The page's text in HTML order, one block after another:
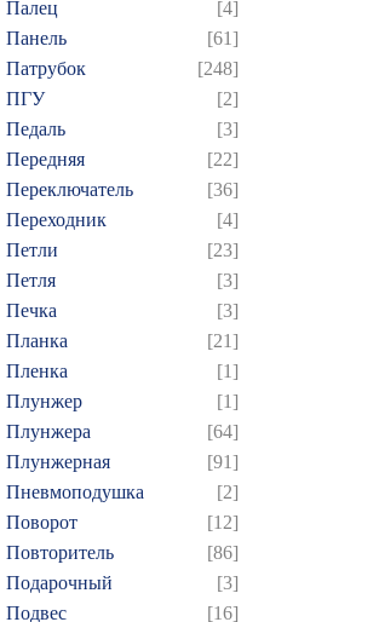
Палец
[4]
Панель
[61]
Патрубок
[248]
ПГУ
[2]
Педаль
[3]
Передняя
[22]
Переключатель
[36]
Переходник
[4]
Петли
[23]
Петля
[3]
Печка
[3]
Планка
[21]
Пленка
[1]
Плунжер
[1]
Плунжера
[64]
Плунжерная
[91]
Пневмоподушка
[2]
Поворот
[12]
Повторитель
[86]
Подарочный
[3]
Подвес
[16]